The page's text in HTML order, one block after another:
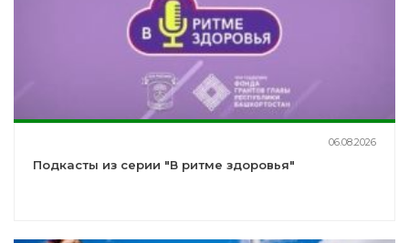
06.08.2026
Подкасты из серии "В ритме здоровья"